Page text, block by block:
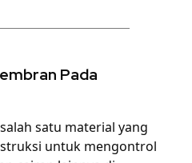
Pada
satu material yang
untuk mengontrol